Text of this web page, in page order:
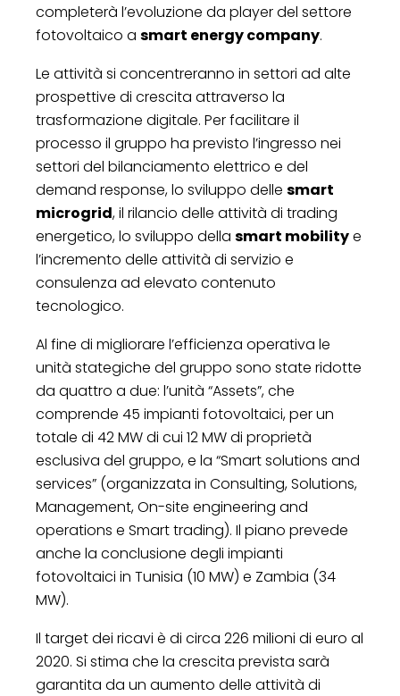
completerà l’evoluzione da player del settore
fotovoltaico a smart energy company.
Le attività si concentreranno in settori ad alte
prospettive di crescita attraverso la
trasformazione digitale. Per facilitare il
processo il gruppo ha previsto l’ingresso nei
settori del bilanciamento elettrico e del
demand response, lo sviluppo delle smart
microgrid, il rilancio delle attività di trading
energetico, lo sviluppo della smart mobilitye
l’incremento delle attività di servizio e
consulenza ad elevato contenuto
tecnologico.
Al fine di migliorare l’efficienza operativa le
unità stategiche del gruppo sono state ridotte
da quattro a due: l’unità “Assets”, che
comprende 45 impianti fotovoltaici, per un
totale di 42 MW di cui 12 MW di proprietà
esclusiva del gruppo, e la “Smart solutions and
services” (organizzata in Consulting, Solutions,
Management, On-site engineering and
operations e Smart trading). Il piano prevede
anche la conclusione degli impianti
fotovoltaici in Tunisia (10 MW) e Zambia (34
MW).
Il target dei ricavi è di circa 226 milioni di euro al
2020. Si stima che la crescita prevista sarà
garantita da un aumento delle attività di